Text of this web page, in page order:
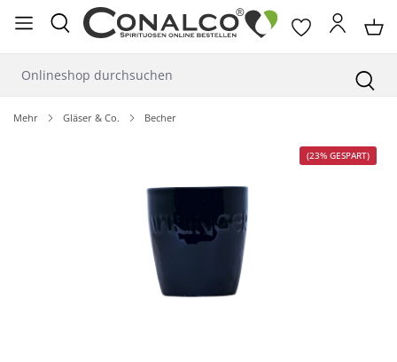
springen
Mehr Gläser & Co. Becher
(23% GESPART)